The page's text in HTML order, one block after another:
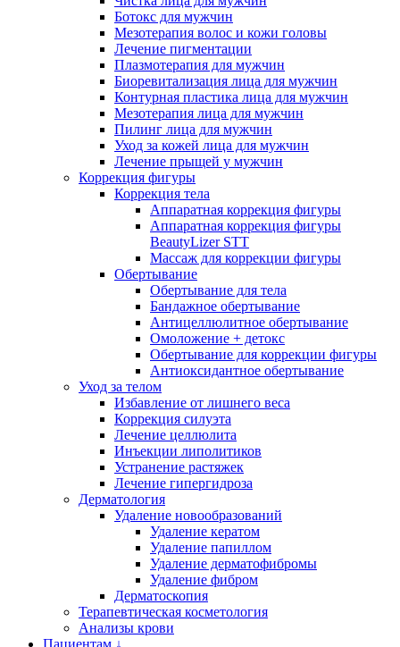
Ботокс для мужчин
Мезотерапия волос и кожи головы
Лечение пигментации
Плазмотерапия для мужчин
Биоревитализация лица для мужчин
Контурная пластика лица для мужчин
Мезотерапия лица для мужчин
Пилинг лица для мужчин
Уход за кожей лица для мужчин
Лечение прыщей у мужчин
Коррекция фигуры
Коррекция тела
Аппаратная коррекция фигуры
Аппаратная коррекция фигуры
BeautyLizer STT
Массаж для коррекции фигуры
Обертывание
Обертывание для тела
Бандажное обертывание
Антицеллюлитное обертывание
Омоложение + детокс
Обертывание для коррекции фигуры
Антиоксидантное обертывание
Уход за телом
Избавление от лишнего веса
Коррекция силуэта
Лечение целлюлита
Инъекции липолитиков
Устранение растяжек
Лечение гипергидроза
Дерматология
Удаление новообразований
Удаление кератом
Удаление папиллом
Удаление дерматофибромы
Удаление фибром
Дерматоскопия
Терапевтическая косметология
Анализы крови
Пациентам ↓